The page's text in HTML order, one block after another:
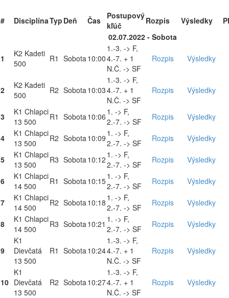
# DisciplínaTyp Deň Čas
Postupový
kľúč
Rozpis Výsledky
02.07.2022 - Sobota
1
K2 Kadeti
500
R1 Sobota10:00
1.-3. -> F,
4.-7. + 1
N.Č. -> SF
Rozpis Výsledky
2
K2 Kadeti
500
R2 Sobota10:03
1.-3. -> F,
4.-7. + 1
N.Č. -> SF
Rozpis Výsledky
3
K1 Chlapci
13 500
R1 Sobota10:06 1. -> F,
2.-7. -> SF
Rozpis Výsledky
4
K1 Chlapci
13 500
R2 Sobota10:09 1. -> F,
2.-7. -> SF
Rozpis Výsledky
5
K1 Chlapci
13 500
R3 Sobota10:12 1. -> F,
2.-7. -> SF
Rozpis Výsledky
6
K1 Chlapci
14 500
R1 Sobota10:151. -> F,
2.-7. -> SF
Rozpis Výsledky
7
K1 Chlapci
14 500
R2 Sobota10:18 1. -> F,
2.-7. -> SF
Rozpis Výsledky
8
K1 Chlapci
14 500
R3 Sobota10:21 1. -> F,
2.-7. -> SF
Rozpis Výsledky
9
K1
Dievčatá
13 500
R1 Sobota10:24
1.-3. -> F,
4.-7. + 1
N.Č. -> SF
Rozpis Výsledky
10
K1
Dievčatá
13 500
R2 Sobota10:27
1.-3. -> F,
4.-7. + 1
N.Č. -> SF
Rozpis Výsledky